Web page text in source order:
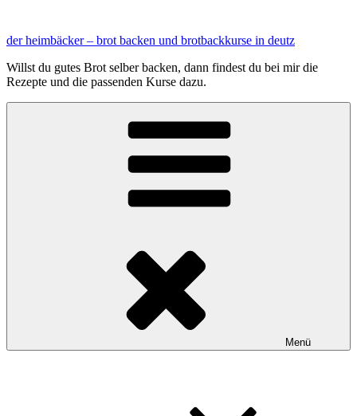
springen
der heimbäcker – brot backen und brotbackkurse in deutz
Willst du gutes Brot selber backen, dann findest du bei mir die
Rezepte und die passenden Kurse dazu.
Menü